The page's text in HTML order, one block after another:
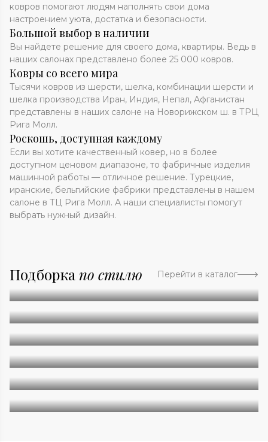
ковров помогают людям наполнять свои дома
настроением уюта, достатка и безопасности.
Большой выбор в наличии
Вы найдете решение для своего дома, квартиры. Ведь в
наших салонах представлено более 25 000 ковров.
Ковры со всего мира
Тысячи ковров из шерсти, шелка, комбинации шерсти и
шелка производства Иран, Индия, Непал, Афганистан
представлены в наших салоне на Новорижском ш. в ТРЦ
Рига Молл.
Роскошь, доступная каждому
Если вы хотите качественный ковер, но в более
доступном ценовом диапазоне, то фабричные изделия
машинной работы — отличное решение. Турецкие,
иранские, бельгийские фабрики представлены в нашем
салоне в ТЦ Рига Молл. А наши специалисты помогут
выбрать нужный дизайн.
Подборка по стилю Перейти в каталог
Абстракция
Однотонные
Геометрия
Классические
Современные
Дизайнерские